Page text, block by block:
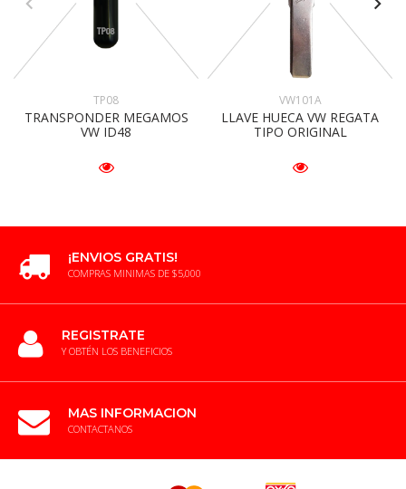
TP08
TRANSPONDER MEGAMOS
VW ID48
VW101A
LLAVE HUECA VW REGATA
TIPO ORIGINAL
¡ENVIOS GRATIS!
COMPRAS MINIMAS DE $5,000
REGISTRATE
Y OBTÉN LOS BENEFICIOS
MAS INFORMACION
CONTACTANOS